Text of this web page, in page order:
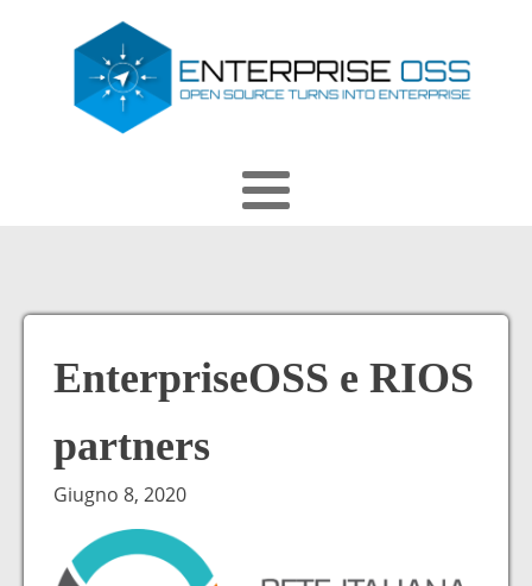
EnterpriseOSS e RIOS
partners
Giugno 8, 2020